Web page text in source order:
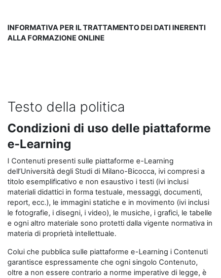
INFORMATIVA PER IL TRATTAMENTO DEI DATI INERENTI
ALLA FORMAZIONE ONLINE
Testo della politica
Condizioni di uso delle piattaforme
e-Learning
I Contenuti presenti sulle piattaforme e-Learning
dell’Università degli Studi di Milano-Bicocca, ivi compresi a
titolo esemplificativo e non esaustivo i testi (ivi inclusi
materiali didattici in forma testuale, messaggi, documenti,
report, ecc.), le immagini statiche e in movimento (ivi inclusi
le fotografie, i disegni, i video), le musiche, i grafici, le tabelle
e ogni altro materiale sono protetti dalla vigente normativa in
materia di proprietà intellettuale.
Colui che pubblica sulle piattaforme e-Learning i Contenuti
garantisce espressamente che ogni singolo Contenuto,
oltre a non essere contrario a norme imperative di legge, è